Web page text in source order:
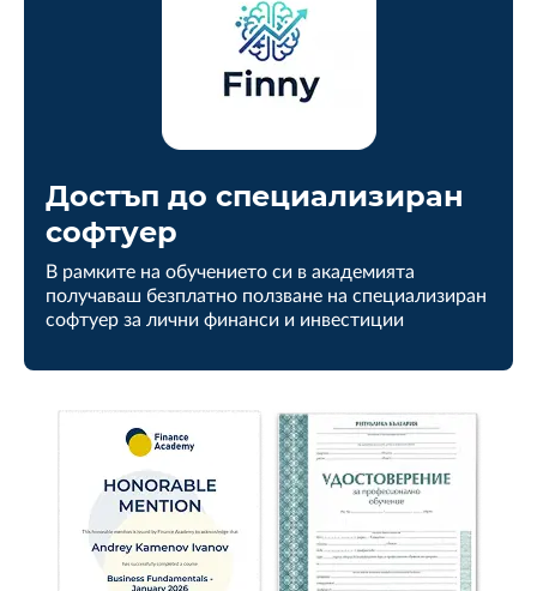
Достъп до специализиран
софтуер
В рамките на обучението си в академията
получаваш безплатно ползване на специализиран
софтуер за лични финанси и инвестиции